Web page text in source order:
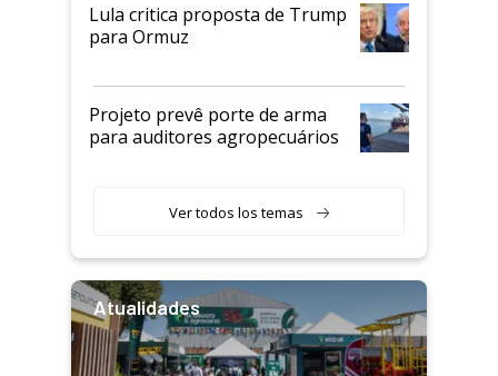
Lula critica proposta de Trump
para Ormuz
Projeto prevê porte de arma
para auditores agropecuários
Ver todos los temas
Atualidades